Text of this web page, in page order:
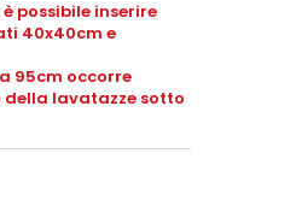
possibile inserire
40x40cm e
95cm occorre
della lavatazze sotto